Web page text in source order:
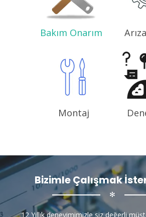
Bakım Onarım
Montaj
Bizimle Çalışmak
✻
12 Yıllık deneyimimizle siz değerli